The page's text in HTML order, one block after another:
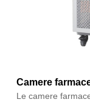
Camere
Le camere